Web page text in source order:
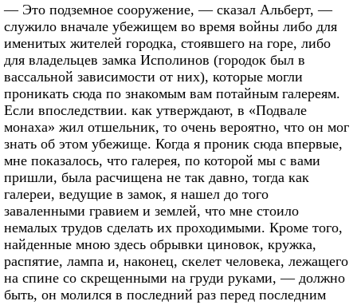
— Это подземное сооружение, — сказал Альберт, —
служило вначале убежищем во время войны либо для
именитых жителей городка, стоявшего на горе, либо
для владельцев замка Исполинов (городок был в
вассальной зависимости от них), которые могли
проникать сюда по знакомым вам потайным галереям.
Если впоследствии. как утверждают, в «Подвале
монаха» жил отшельник, то очень вероятно, что он мог
знать об этом убежище. Когда я проник сюда впервые,
мне показалось, что галерея, по которой мы с вами
пришли, была расчищена не так давно, тогда как
галереи, ведущие в замок, я нашел до того
заваленными гравием и землей, что мне стоило
немалых трудов сделать их проходимыми. Кроме того,
найденные мною здесь обрывки циновок, кружка,
распятие, лампа и, наконец, скелет человека, лежащего
на спине со скрещенными на груди руками, — должно
быть, он молился в последний раз перед последним